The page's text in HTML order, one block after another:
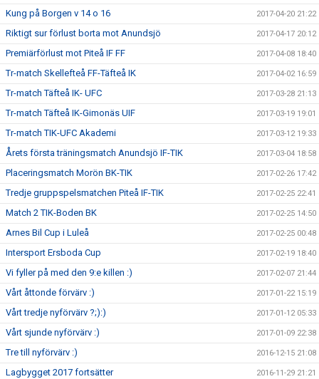
Kung på Borgen v 14 o 16 2017-04-20 21:22
Riktigt sur förlust borta mot Anundsjö 2017-04-17 20:12
Premiärförlust mot Piteå IF FF 2017-04-08 18:40
Tr-match Skellefteå FF-Täfteå IK 2017-04-02 16:59
Tr-match Täfteå IK- UFC 2017-03-28 21:13
Tr-match Täfteå IK-Gimonäs UIF 2017-03-19 19:01
Tr-match TIK-UFC Akademi 2017-03-12 19:33
Årets första träningsmatch Anundsjö IF-TIK 2017-03-04 18:58
Placeringsmatch Morön BK-TIK 2017-02-26 17:42
Tredje gruppspelsmatchen Piteå IF-TIK 2017-02-25 22:41
Match 2 TIK-Boden BK 2017-02-25 14:50
Arnes Bil Cup i Luleå 2017-02-25 00:48
Intersport Ersboda Cup 2017-02-19 18:40
Vi fyller på med den 9:e killen :) 2017-02-07 21:44
Vårt åttonde förvärv :) 2017-01-22 15:19
Vårt tredje nyförvärv ?;):) 2017-01-12 05:33
Vårt sjunde nyförvärv :) 2017-01-09 22:38
Tre till nyförvärv :) 2016-12-15 21:08
Lagbygget 2017 fortsätter 2016-11-29 21:21